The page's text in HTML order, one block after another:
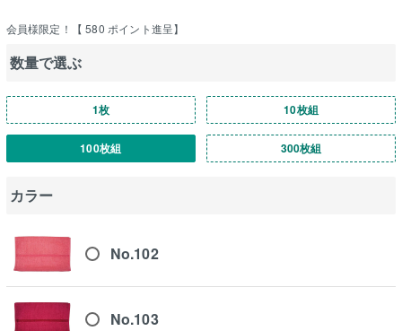
会員様限定！【 580 ポイント進呈】
数量で選ぶ
1枚 10枚組
100枚組 300枚組
カラー
No.102
No.103